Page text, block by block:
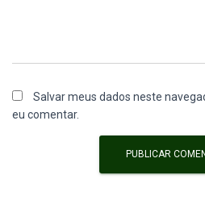
Salvar meus dados neste
eu comentar.